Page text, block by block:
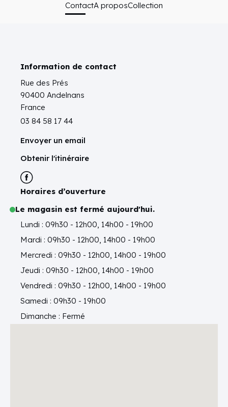
ContactA proposCollection
Information de contact
Rue des Prés
90400 Andelnans
France
03 84 58 17 44
Envoyer un email
Obtenir l'itinéraire
Horaires d’ouverture
Le magasin est fermé aujourd'hui.
Lundi : 09h30 - 12h00, 14h00 - 19h00
Mardi : 09h30 - 12h00, 14h00 - 19h00
Mercredi : 09h30 - 12h00, 14h00 - 19h00
Jeudi : 09h30 - 12h00, 14h00 - 19h00
Vendredi : 09h30 - 12h00, 14h00 - 19h00
Samedi : 09h30 - 19h00
Dimanche : Fermé